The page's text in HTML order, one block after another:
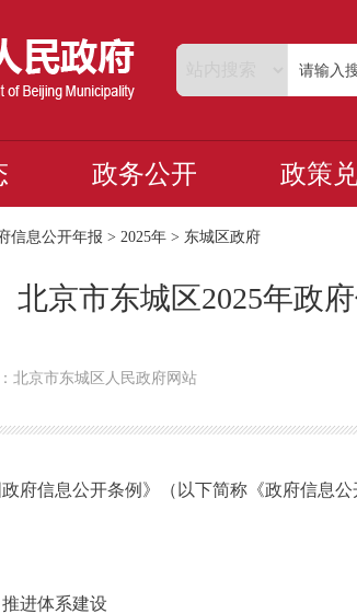
政务公开 政策
信息公开年报 > 2025年 > 东城区政府
北京市东城区2025年政
北京市东城区人民政府网站
信息公开条例》（以下简称《政府信息公
进体系建设